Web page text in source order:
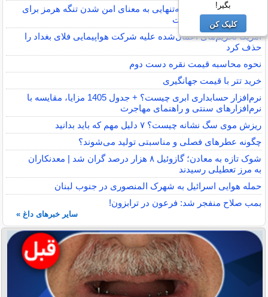
بقایی: توافق با عمان به‌تنهایی به معنای امن شدن تنگه هرمز برای
کشتی‌های عبوری نیست
آمریکا تحریم‌های اعمال‌شده علیه شرکت هواپیمایی فلای بغداد را
حذف کرد
نحوه محاسبه قیمت نقره دست دوم
خرید تتر با قیمت جهانگیری
نرم‌افزار حسابداری ابری چیست؟ + جدول 1405 مزایا، مقایسه با
نرم‌افزارهای سنتی و راهنمای مهاجرت
ریزش موی سگ نشانه چیست؟ ۷ دلیل مهم که باید بدانید
چگونه عطرهای فصلی و مناسبتی تولید می‌شوند؟
شوک تازه به معادن؛ گازوئیل ۸ هزار درصد گران شد | معدنکاران
به مرز تعطیلی رسیدند
حمله هوایی اسرائیل به شهرک المنصوری در جنوب لبنان
بمب صلاح منفجر شد: فرعون در ترابزون!
سایر خبرهای داغ »
بگیر!
کلیک کن